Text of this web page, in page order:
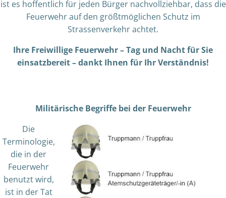
ist es hoffentlich für jeden Bürger nachvollziehbar, dass die
Feuerwehr auf den größtmöglichen Schutz im
Strassenverkehr achtet.
Ihre Freiwillige Feuerwehr – Tag und Nacht für Sie
einsatzbereit – dankt Ihnen für Ihr Verständnis!
Militärische Begriffe bei der Feuerwehr
Die
Terminologie,
die in der
Feuerwehr
benutzt wird,
ist in der Tat